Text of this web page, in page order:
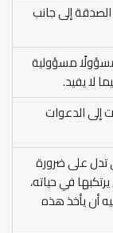
إلى جانب
مسؤولية
لا يفيد.
إلى الدعوات
تدل على ضرورة
في حياته،
أن يأخذ هذه